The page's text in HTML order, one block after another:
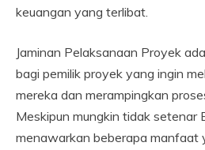
keuangan yang terlibat.
Jaminan Pelaksanaan Proyek
bagi pemilik proyek yang ingin
mereka dan merampingkan
Meskipun mungkin tidak setenar
menawarkan beberapa manfaat